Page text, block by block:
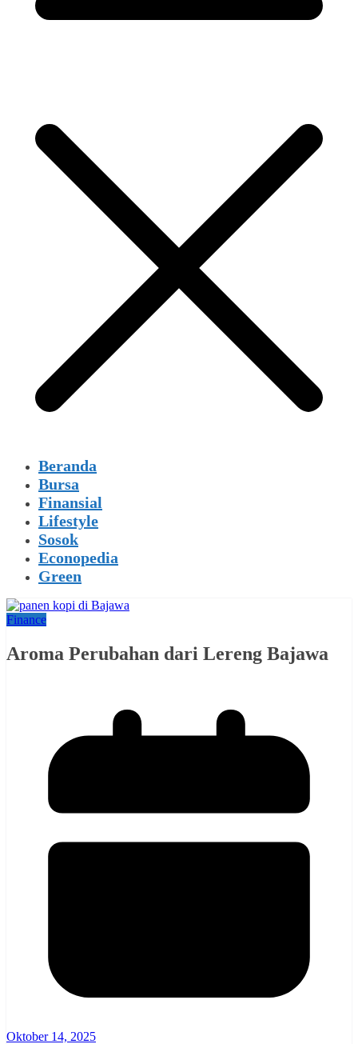
Beranda
Bursa
Finansial
Lifestyle
Sosok
Econopedia
Green
Finance
Aroma Perubahan dari Lereng Bajawa
Oktober 14, 2025